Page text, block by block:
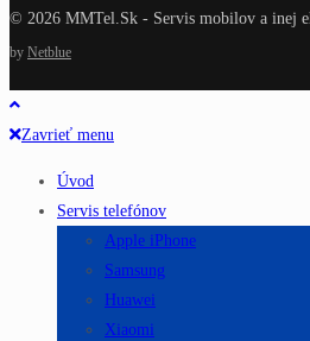
© 2026 MMTel.Sk - Servis mobilov a inej
by Netblue
Zavrieť menu
Úvod
Servis telefónov
Apple iPhone
Samsung
Huawei
Xiaomi